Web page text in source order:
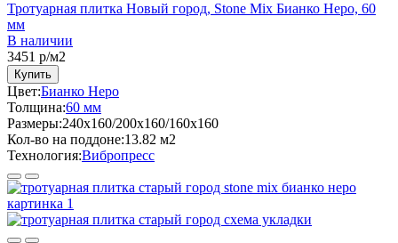
Тротуарная плитка Новый город, Stone Mix Бианко Неро, 60
мм
В наличии
3451 р/м2
Купить
Цвет:Бианко Неро
Толщина:60 мм
Размеры:240x160/200x160/160x160
Кол-во на поддоне:13.82 м2
Технология:Вибропресс